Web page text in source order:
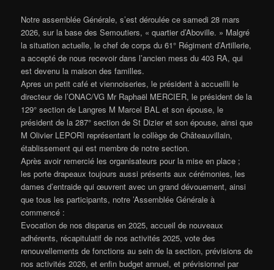
Notre assemblée Générale, s’est déroulée ce samedi 28 mars
2026, sur la base des Semoutiers, « quartier d’Aboville. » Malgré
la situation actuelle, le chef de corps du 61° Régiment d’Artillerie,
a accepté de nous recevoir dans l’ancien mess du 403 RA, qui
est devenu la maison des familles.
Apres un petit café et viennoiseries, le président à accueilli le
directeur de l’ONAC/VG Mr Raphaël MERCIER, le président de la
129° section de Langres M Marcel BAL et son épouse, le
président de la 287° section de St Dizier et son épouse, ainsi que
M Olivier LEPORI représentant le collège de Châteauvillain,
établissement qui est membre de notre section.
Après avoir remercié les organisateurs pour la mise en place ;
les porte drapeaux toujours aussi présents aux cérémonies, les
dames d’entraide qui œuvrent avec un grand dévouement, ainsi
que tous les participants, notre ’Assemblée Générale à
commencé :
Evocation de nos disparus en 2025, accueil de nouveaux
adhérents, récapitulatif de nos activités 2025, vote des
renouvellements de fonctions au sein de la section, prévisions de
nos activités 2026, et enfin budget annuel, et prévisionnel par